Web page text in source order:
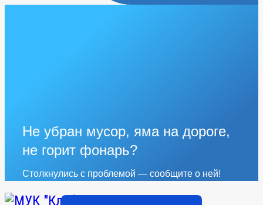
Не убран мусор, яма на дороге,
не горит фонарь?
Столкнулись с проблемой — сообщите о ней!